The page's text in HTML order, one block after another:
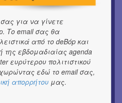
- Συνομιλώντας με
για να γίνετε
Το email σας θα
από το deBόp και
της εβδομαδιαίας agenda
ευρύτερου πολιτιστικού
εδώ το email σας,
απορρήτου μας.